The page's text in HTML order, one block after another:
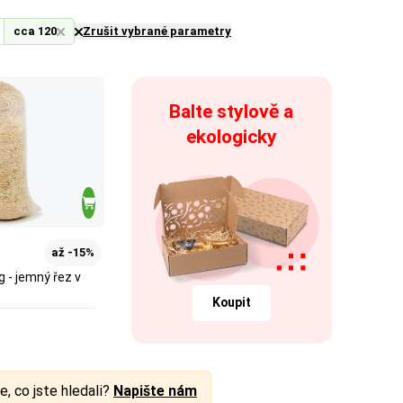
cca 120 Zrušit vybrané parametry
až -15%
- jemný řez v
Balte stylově a
ekologicky
Koupit
co jste hledali? Napište nám